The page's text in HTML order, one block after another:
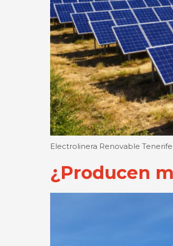
Electrolinera Renovable Tenerife
¿Producen